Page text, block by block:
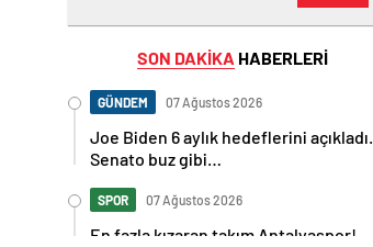
SON DAKİKA HABERLERİ
GÜNDEM 07 Ağustos 2026
Joe Biden 6 aylık hedeflerini açıkladı.
Senato buz gibi…
SPOR 07 Ağustos 2026
En fazla kızaran takım Antalyaspor!